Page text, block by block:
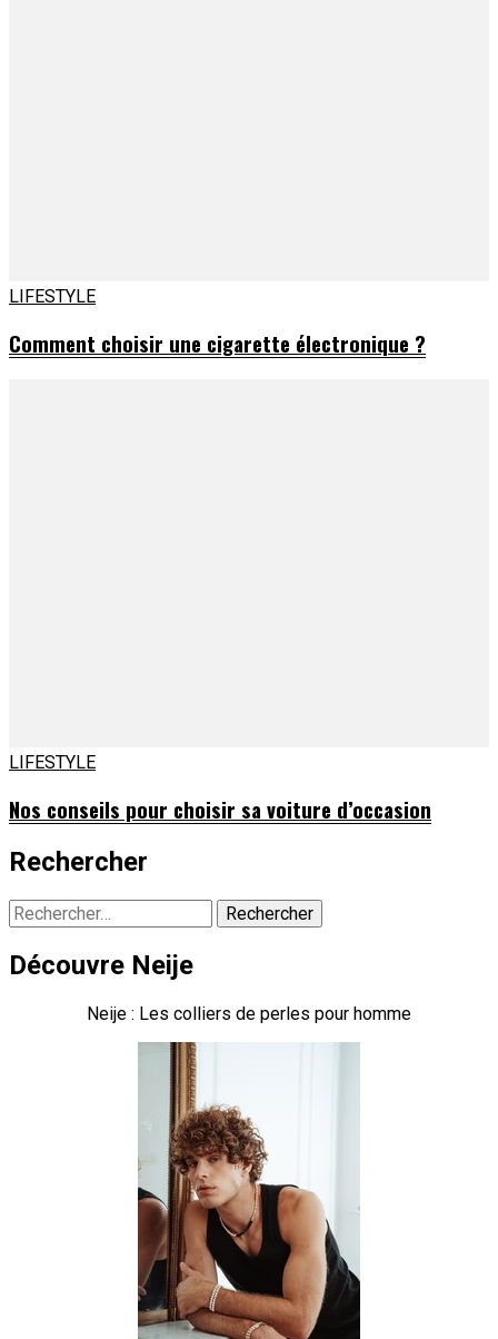
LIFESTYLE
Comment choisir une cigarette électronique ?
LIFESTYLE
Nos conseils pour choisir sa voiture d’occasion
Rechercher
Rechercher :
Découvre Neije
Neije : Les colliers de perles pour homme